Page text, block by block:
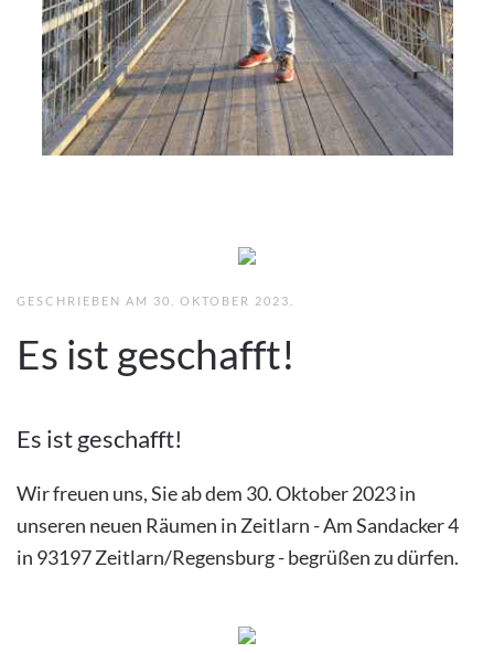
GESCHRIEBEN AM 30. OKTOBER 2023
Es ist geschafft!
Es ist geschafft!
Wir freuen uns, Sie ab dem 30. Oktober 2023 in
unseren neuen Räumen in Zeitlarn - Am Sandacker 4
in 93197 Zeitlarn/Regensburg - begrüßen zu dürfen.